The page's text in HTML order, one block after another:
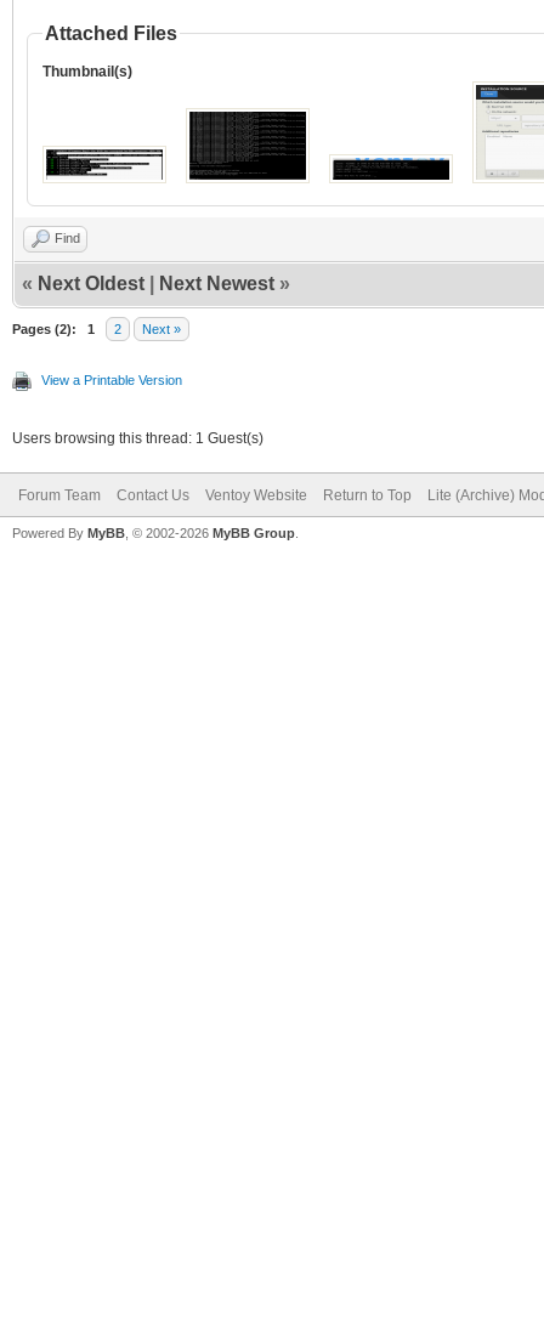
Attached Files
Thumbnail(s)
Find
« Next Oldest Next Newest »
Pages (2): 1 2 Next »
View a Printable Version
Users browsing this thread: 1 Guest(s)
Forum Team Contact Us Ventoy Website Return to Top Lite (Archive)
Powered By MyBB , © 2002-2026 MyBB Group